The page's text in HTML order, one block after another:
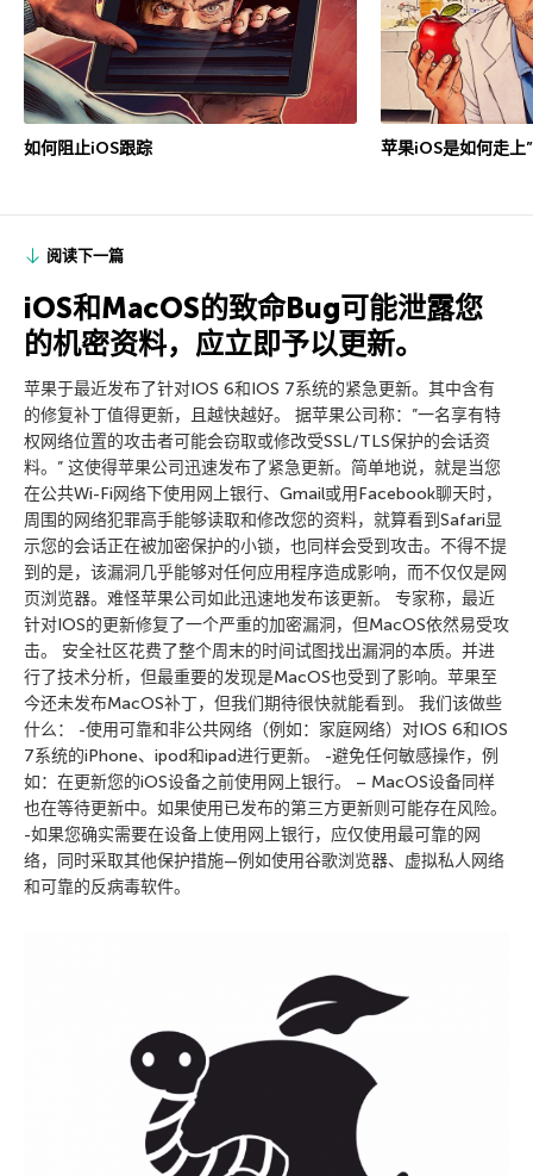
如何阻止iOS跟踪 苹果iOS是如何走上
阅读下一篇
iOS和MacOS的致命Bug可能泄露您
的机密资料，应立即予以更新。
苹果于最近发布了针对IOS 6和IOS 7系统的紧急更新。其中含有
的修复补丁值得更新，且越快越好。 据苹果公司称：”一名享有特
权网络位置的攻击者可能会窃取或修改受SSL/TLS保护的会话资
料。” 这使得苹果公司迅速发布了紧急更新。简单地说，就是当您
在公共Wi-Fi网络下使用网上银行、Gmail或用Facebook聊天时，
周围的网络犯罪高手能够读取和修改您的资料，就算看到Safari显
示您的会话正在被加密保护的小锁，也同样会受到攻击。不得不提
到的是，该漏洞几乎能够对任何应用程序造成影响，而不仅仅是网
页浏览器。难怪苹果公司如此迅速地发布该更新。 专家称，最近
针对IOS的更新修复了一个严重的加密漏洞，但MacOS依然易受攻
击。 安全社区花费了整个周末的时间试图找出漏洞的本质。并进
行了技术分析，但最重要的发现是MacOS也受到了影响。苹果至
今还未发布MacOS补丁，但我们期待很快就能看到。 我们该做些
什么： -使用可靠和非公共网络（例如：家庭网络）对IOS 6和IOS
7系统的iPhone、ipod和ipad进行更新。 -避免任何敏感操作，例
如：在更新您的iOS设备之前使用网上银行。 – MacOS设备同样
也在等待更新中。如果使用已发布的第三方更新则可能存在风险。
-如果您确实需要在设备上使用网上银行，应仅使用最可靠的网
络，同时采取其他保护措施—例如使用谷歌浏览器、虚拟私人网络
和可靠的反病毒软件。